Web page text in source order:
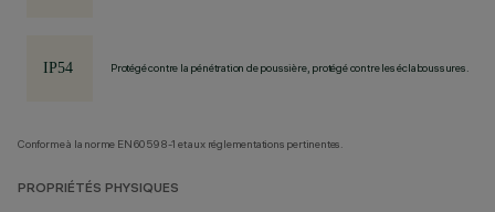
Protégé contre la pénétration de poussière, protégé contre les éclaboussures.
Conforme à la norme EN60598-1 et aux réglementations pertinentes.
PROPRIÉTÉS PHYSIQUES